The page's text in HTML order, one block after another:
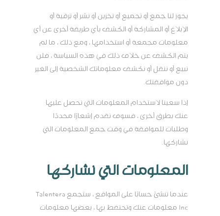
يجوز لنا جمع أو تجميع أو تخزين أو نشر أو ترقية أو
الإبلاغ أو المشاركة أو الكشف بأي طريقة أخرى عن أي
معلومات مجمعة أو استخدامها ، ومع ذلك ، ما لم
يتم الكشف عن خلاف ذلك في هذه السياسة ، فلن
نبيع أو ننقل أو نكشف معلوماتك الشخصية إلى الغير
دون موافقتك.
إذا سعينا لاستخدام المعلومات التي نحصل عليها
عنك بطرق أخرى ، فسوف نقدم إشعارًا محددًا
وطلبات للموافقة في وقت جمع المعلومات التي
نشاركها.
المعلومات التي نشاركها
عندما تنشئ حسابًا على المواقع ، ستجمع Talentera
Inc معلومات عنك وتحتفظ بها ، بعضها معلومات